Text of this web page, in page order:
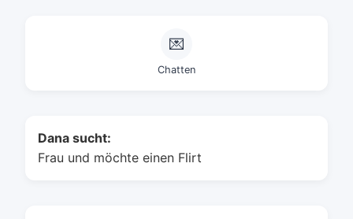
💌
Chatten
Dana sucht:
Frau und möchte einen Flirt